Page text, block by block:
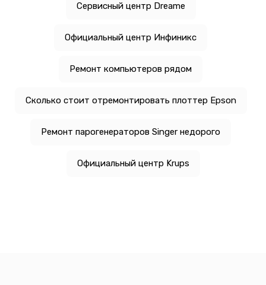
Сервисный центр Dreame
Официальный центр Инфиникс
Ремонт компьютеров рядом
Сколько стоит отремонтировать плоттер Epson
Ремонт парогенераторов Singer недорого
Официальный центр Krups